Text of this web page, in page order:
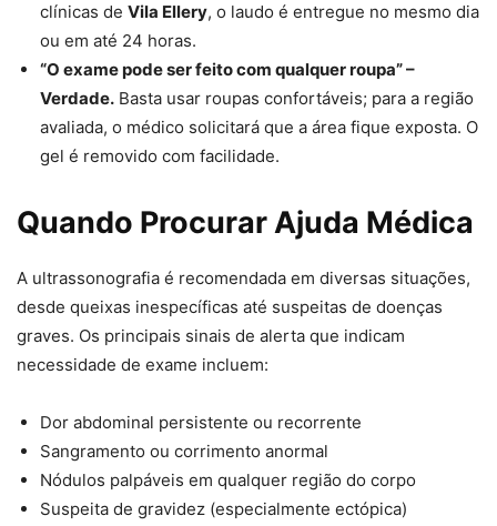
clínicas de Vila Ellery, o laudo é entregue no mesmo dia
ou em até 24 horas.
“O exame pode ser feito com qualquer roupa” –
Verdade. Basta usar roupas confortáveis; para a região
avaliada, o médico solicitará que a área fique exposta. O
gel é removido com facilidade.
Quando Procurar Ajuda Médica
A ultrassonografia é recomendada em diversas situações,
desde queixas inespecíficas até suspeitas de doenças
graves. Os principais sinais de alerta que indicam
necessidade de exame incluem:
Dor abdominal persistente ou recorrente
Sangramento ou corrimento anormal
Nódulos palpáveis em qualquer região do corpo
Suspeita de gravidez (especialmente ectópica)